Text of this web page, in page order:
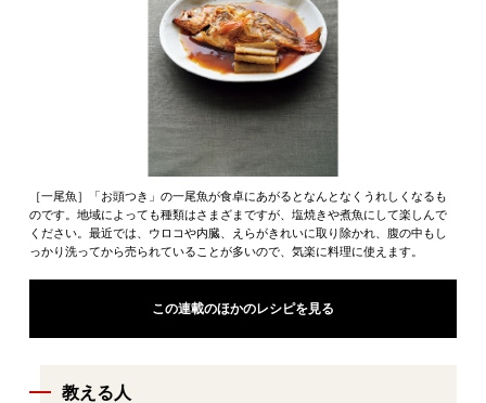
［一尾魚］「お頭つき」の一尾魚が食卓にあがるとなんとなくうれしくなるも
のです。地域によっても種類はさまざまですが、塩焼きや煮魚にして楽しんで
ください。最近では、ウロコや内臓、えらがきれいに取り除かれ、腹の中もし
っかり洗ってから売られていることが多いので、気楽に料理に使えます。
この連載のほかのレシピを見る
教える人